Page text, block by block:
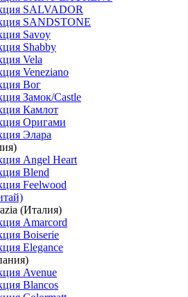
SALVADOR
SANDSTONE
Savoy
Shabby
Vela
Veneziano
Вог
Замок/Castle
Камлот
Оригами
Элара
Angel Heart
Blend
Feelwood
(Италия)
Amarcord
Boiserie
Elegance
Avenue
Blancos